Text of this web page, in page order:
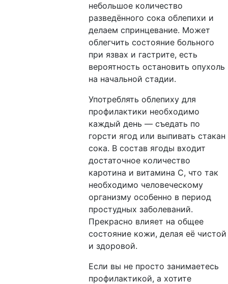
небольшое количество
разведённого сока облепихи и
делаем спринцевание. Может
облегчить состояние больного
при язвах и гастрите, есть
вероятность остановить опухоль
на начальной стадии.
Употреблять облепиху для
профилактики необходимо
каждый день — съедать по
горсти ягод или выпивать стакан
сока. В состав ягоды входит
достаточное количество
каротина и витамина С, что так
необходимо человеческому
организму особенно в период
простудных заболеваний.
Прекрасно влияет на общее
состояние кожи, делая её чистой
и здоровой.
Если вы не просто занимаетесь
профилактикой, а хотите